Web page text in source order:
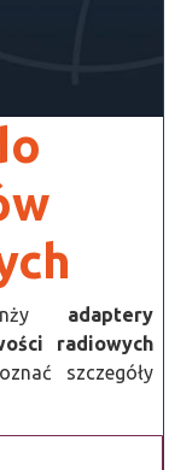
adaptery
radiowych
szczegóły